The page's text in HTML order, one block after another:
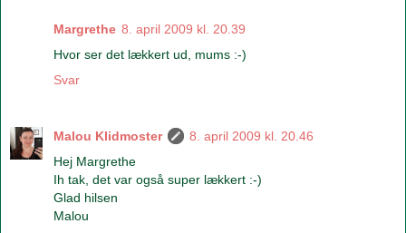
Margrethe 8. april 2009 kl. 20.39
Hvor ser det lækkert ud, mums :-)
Svar
Malou Klidmoster
8. april 2009 kl. 20.46
Hej Margrethe
Ih tak, det var også super lækkert :-)
Glad hilsen
Malou